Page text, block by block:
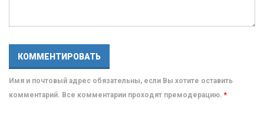
Имя и почтовый адрес обязательны, если Вы хотите оставить
комментарий. Все комментарии проходят премодерацию. *